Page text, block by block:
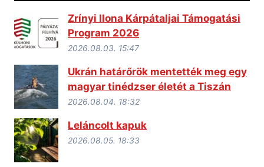
Zrínyi Ilona Kárpátaljai Támogatási
Program 2026
2026.08.03. 15:47
Ukrán határőrök mentették meg egy
magyar tinédzser életét a Tiszán
2026.08.04. 18:32
Leláncolt kapuk
2026.08.05. 18:33